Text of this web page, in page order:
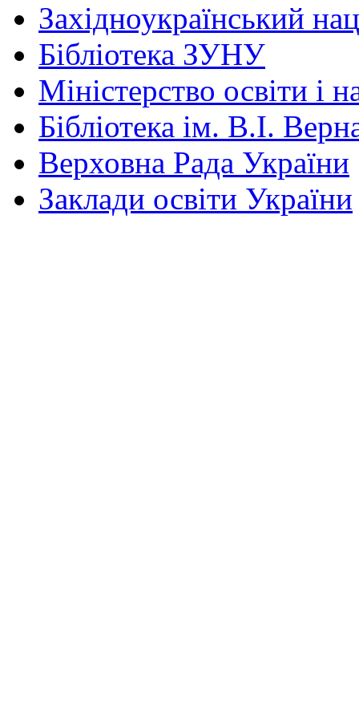
Західноукраїнський
Бібліотека ЗУНУ
Міністерство освіти і
Бібліотека ім. В.І.
Верховна Рада України
Заклади освіти України